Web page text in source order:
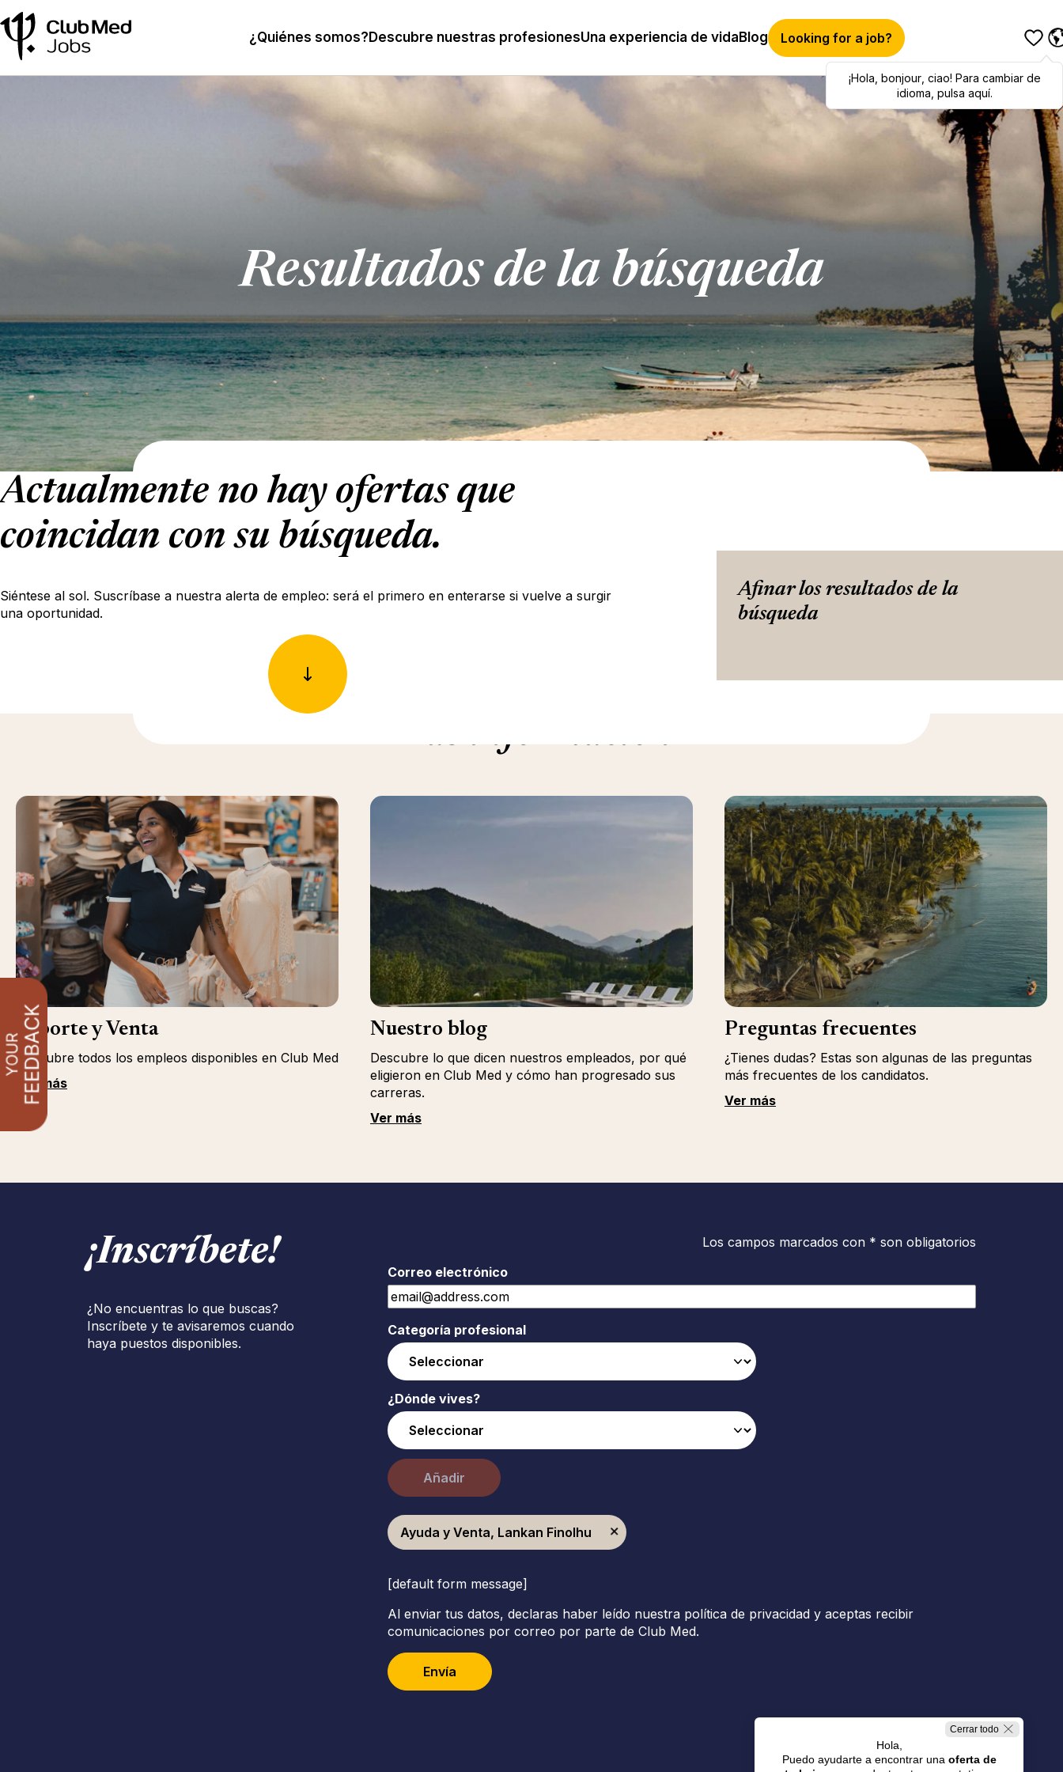
¿Quiénes somos? Descubre nuestras profesionesUna experiencia de vida Blog Looking for a job?
Hola,bonjour,ciao! To switch
languages, click here!
¡Hola bonjour, ciao! Para cambiar de
idioma, pulsa aquí.
Resultados de la búsqueda
Actualmente no hay ofertas que
coincidan con su búsqueda.
Siéntese al sol. Suscríbase a nuestra alerta de empleo: será el primero en enterarse si vuelve a surgir
una oportunidad.
Afinar los resultados de la
búsqueda
Más información
Soporte y Venta
Descubre todos los empleos disponibles en Club Med
Ver más
Nuestro blog
Descubre lo que dicen nuestros empleados, por qué
eligieron en Club Med y cómo han progresado sus
carreras.
Ver más
Preguntas frecuentes
¿Tienes dudas? Estas son algunas de las preguntas
más frecuentes de los candidatos.
Ver más
¡Inscríbete!
¿No encuentras lo que buscas?
Inscríbete y te avisaremos cuando
haya puestos disponibles.
Los campos marcados con * son obligatorios
Correo electrónico
Categoría profesional
¿Dónde vives?
Añadir
Ayuda y Venta, Lankan Finolhu
[default form message]
Al enviar tus datos, declaras haber leído nuestra política de privacidad y aceptas recibir
comunicaciones por correo por parte de Club Med.
Envía
Cerrar todo
Hola,
Puedo ayudarte a encontrar una oferta de